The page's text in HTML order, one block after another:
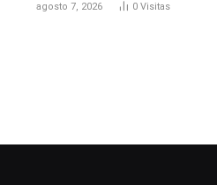
agosto 7, 2026 0 Visitas